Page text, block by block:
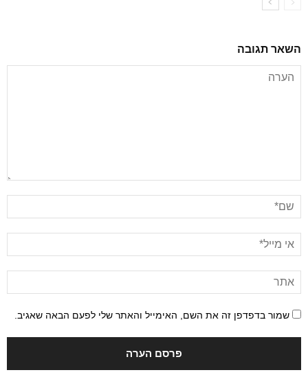
השאר תגובה
שמור בדפדפן זה את השם, האימייל והאתר שלי לפעם הבאה שאגיב.